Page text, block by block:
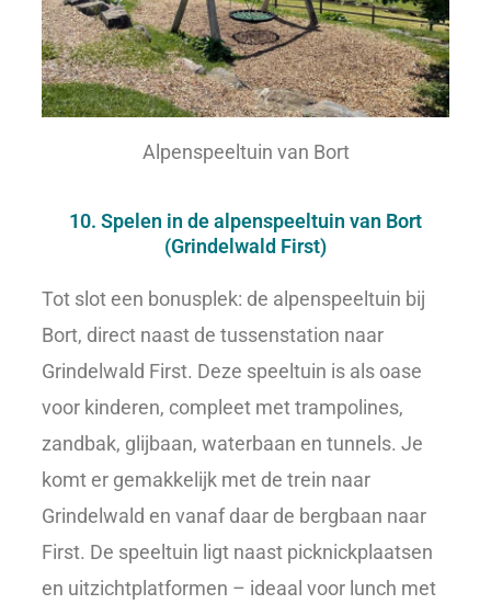
Alpenspeeltuin van Bort
10. Spelen in de alpenspeeltuin van Bort
(Grindelwald First)
Tot slot een bonusplek: de alpenspeeltuin bij
Bort, direct naast de tussenstation naar
Grindelwald First. Deze speeltuin is als oase
voor kinderen, compleet met trampolines,
zandbak, glijbaan, waterbaan en tunnels. Je
komt er gemakkelijk met de trein naar
Grindelwald en vanaf daar de bergbaan naar
First. De speeltuin ligt naast picknickplaatsen
en uitzichtplatformen – ideaal voor lunch met